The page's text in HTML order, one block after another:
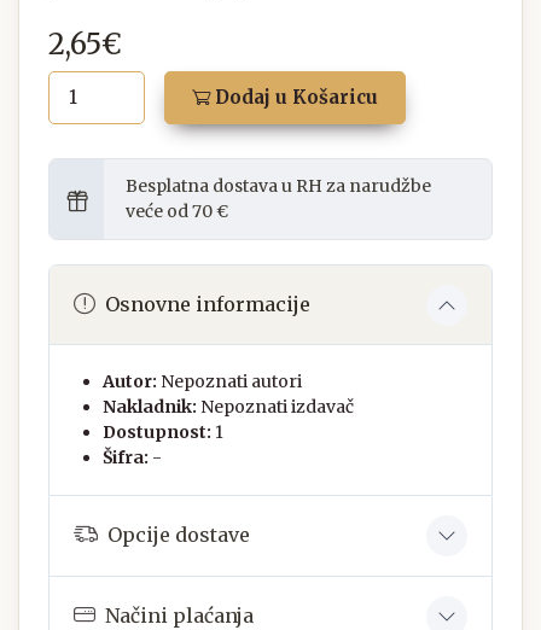
2,65€
Dodaj u Košaricu
Besplatna dostava u RH za narudžbe
veće od 70 €
Osnovne informacije
Autor: Nepoznati autori
Nakladnik: Nepoznati izdavač
Dostupnost: 1
Šifra: -
Opcije dostave
Načini plaćanja